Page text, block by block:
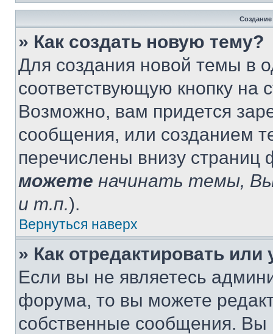
» Как создать новую тему?
Для создания новой темы в
соответствующую кнопку
Возможно, вам придется
сообщения, или созданием
перечислены внизу
можете начинать темы,
и т.п.).
Вернуться наверх
» Как отредактировать
Если вы не являетесь
форума, то вы можете
собственные сообщения. Вы